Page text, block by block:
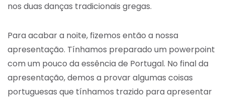
nos duas danças tradicionais gregas.
Para acabar a noite, fizemos então a nossa
apresentação. Tínhamos preparado um powerpoint
com um pouco da essência de Portugal. No final da
apresentação, demos a provar algumas coisas
portuguesas que tínhamos trazido para apresentar